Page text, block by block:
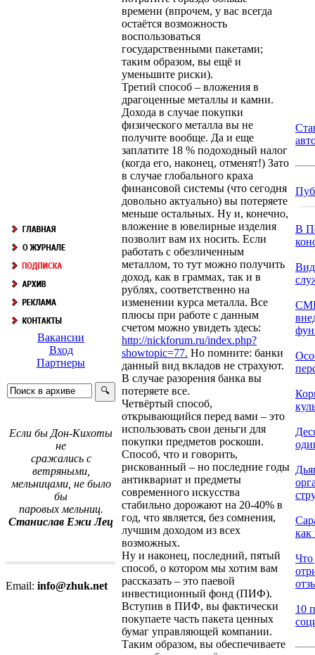
Вакансии
Вход
Партнеры
Если бы Дон-Кихоты
не
сражались с
ветряными,
мельницами, не было
бы
паровых мельниц.
Станислав Ежи Лец
Email: info@zhuk.net
времени (впрочем, у вас всегда
остаётся возможность
воспользоваться
государственными пакетами;
таким образом, вы ещё и
уменьшите риски).
Третий способ – вложения в
драгоценные металлы и камни.
Дохода в случае покупки
физического металла вы не
получите вообще. Да и еще
заплатите 18 % подоходный налог
(когда его, наконец, отменят!) Зато
в случае глобального краха
финансовой системы (что сегодня
довольно актуально) вы потеряете
меньше остальных. Ну и, конечно,
вложение в ювелирные изделия
позволит вам их носить. Если
работать с обезличенным
металлом, то тут можно получить
доход, как в граммах, так и в
рублях, соответственно на
изменении курса металла. Все
плюсы при работе с данным
счетом можно увидеть здесь:
http://nickforum.ru/index.php?
showtopic=77. Но помните: банки
данный вид вкладов не страхуют.
В случае разорения банка вы
потеряете все.
Четвёртый способ,
открывающийся перед вами – это
использовать свои деньги для
покупки предметов роскоши.
Способ, что и говорить,
рискованный – но последние годы
антиквариат и предметы
современного искусства
стабильно дорожают на 20-40% в
год, что является, без сомнения,
лучшим доходом из всех
возможных.
Ну и наконец, последний, пятый
способ, о котором мы хотим вам
рассказать – это паевой
инвестиционный фонд (ПИФ).
Вступив в ПИФ, вы фактически
покупаете часть пакета ценных
бумаг управляющей компании.
Таким образом, вы обеспечиваете
В
как
Что
10